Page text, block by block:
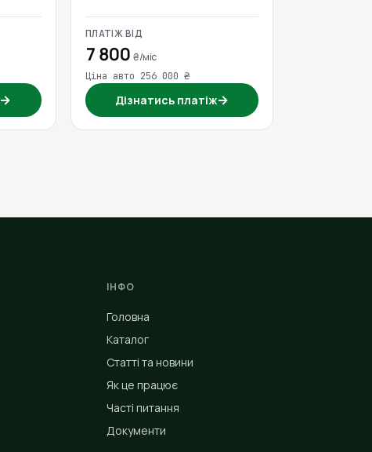
→
ПЛАТІЖ ВІД
7 800 ₴/міс
Ціна авто 256 000 ₴
Дізнатись платіж→
ІНФО
Головна
Каталог
Статті та новини
Як це працює
Часті питання
Документи